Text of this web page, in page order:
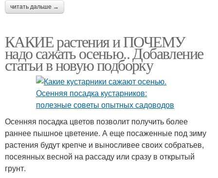
читать дальше →
КАКИЕ растения и ПОЧЕМУ
надо сажать осенью.. Добавление
статьи в новую подборку
Осенняя посадка цветов позволит получить более
раннее пышное цветение. А еще посаженные под зиму
растения будут крепче и выносливее своих собратьев,
посеянных весной на рассаду или сразу в открытый
грунт.